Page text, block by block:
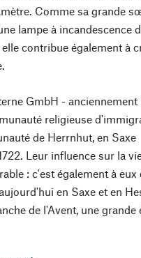
Comme sa grande
lampe à incandescence
contribue également à
GmbH - anciennement
religieuse
de Herrnhut, en Saxe
Leur influence sur la
: c'est également à eux
en Saxe et en
de l'Avent, une grande